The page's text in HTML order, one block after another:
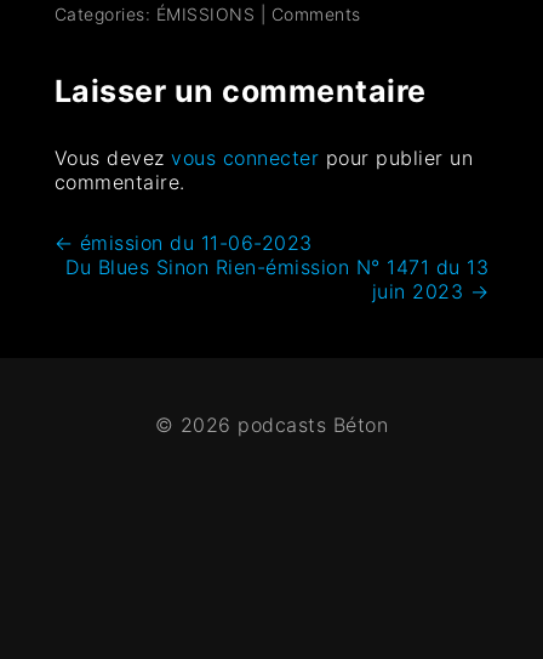
Categories: ÉMISSIONS Comments
Laisser un commentaire
Vous devezvous connecter pour publier un
commentaire.
← émission du 11-06-2023
Du Blues Sinon Rien-émission N° 1471 du 13
juin 2023 →
© 2026 podcasts Béton